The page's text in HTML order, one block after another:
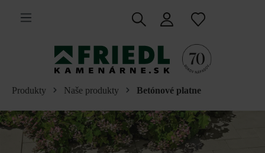
hlavný obsah
Produkty Naše produkty Betónové platne